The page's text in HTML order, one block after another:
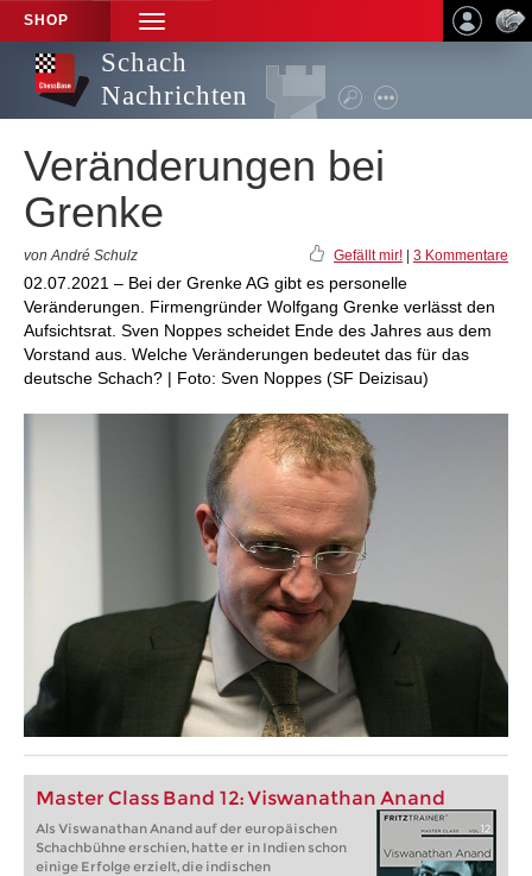
SHOP
TOGGLE
NAVIGATION
Schach
Nachrichten
Veränderungen bei
Grenke
von André Schulz Gefällt mir! 3 Kommentare
02.07.2021 – Bei der Grenke AG gibt es personelle
Veränderungen. Firmengründer Wolfgang Grenke verlässt den
Aufsichtsrat. Sven Noppes scheidet Ende des Jahres aus dem
Vorstand aus. Welche Veränderungen bedeutet das für das
deutsche Schach? | Foto: Sven Noppes (SF Deizisau)
Master Class Band 12: Viswanathan Anand
Als Viswanathan Anand auf der europäischen
Schachbühne erschien, hatte er in Indien schon
einige Erfolge erzielt, die indischen